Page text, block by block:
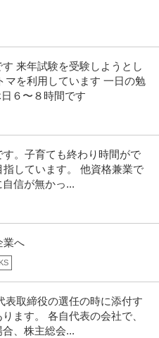
来年試験を受験しようとし
マを利用しています 一日の勉
６〜８時間です
。子育ても終わり時間がで
しています。 他資格兼業で
信が無かっ...
業へ
表取締役の選任の時に添付す
ます。 各自代表の会社で、
、株主総会...